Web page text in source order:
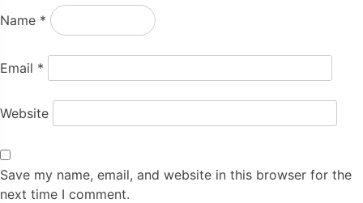
Name *
Email *
Website
Save my name, email, and website in this browser for the
next time I comment.